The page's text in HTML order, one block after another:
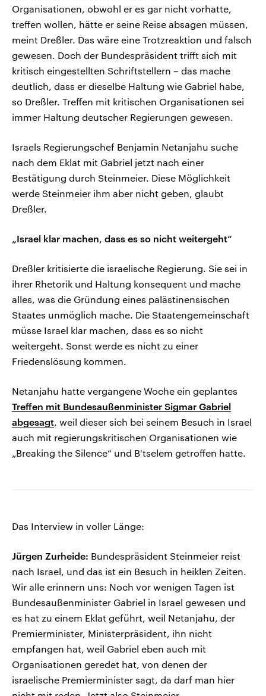
Organisationen, obwohl er es gar nicht vorhatte,
treffen wollen, hätte er seine Reise absagen müssen,
meint Dreßler. Das wäre eine Trotzreaktion und falsch
gewesen. Doch der Bundespräsident trifft sich mit
kritisch eingestellten Schriftstellern – das mache
deutlich, dass er dieselbe Haltung wie Gabriel habe,
so Dreßler. Treffen mit kritischen Organisationen sei
immer Haltung deutscher Regierungen gewesen.
Israels Regierungschef Benjamin Netanjahu suche
nach dem Eklat mit Gabriel jetzt nach einer
Bestätigung durch Steinmeier. Diese Möglichkeit
werde Steinmeier ihm aber nicht geben, glaubt
Dreßler.
„Israel klar machen, dass es so nicht weitergeht“
Dreßler kritisierte die israelische Regierung. Sie sei in
ihrer Rhetorik und Haltung konsequent und mache
alles, was die Gründung eines palästinensischen
Staates unmöglich mache. Die Staatengemeinschaft
müsse Israel klar machen, dass es so nicht
weitergeht. Sonst werde es nicht zu einer
Friedenslösung kommen.
Netanjahu hatte vergangene Woche ein geplantes
Treffen mit Bundesaußenminister Sigmar Gabriel
abgesagt, weil dieser sich bei seinem Besuch in Israel
auch mit regierungskritischen Organisationen wie
„Breaking the Silence“ und B'tselem getroffen hatte.
Das Interview in voller Länge:
Jürgen Zurheide: Bundespräsident Steinmeier reist
nach Israel, und das ist ein Besuch in heiklen Zeiten.
Wir alle erinnern uns: Noch vor wenigen Tagen ist
Bundesaußenminister Gabriel in Israel gewesen und
es hat zu einem Eklat geführt, weil Netanjahu, der
Premierminister, Ministerpräsident, ihn nicht
empfangen hat, weil Gabriel eben auch mit
Organisationen geredet hat, von denen der
israelische Premierminister sagt, da darf man hier